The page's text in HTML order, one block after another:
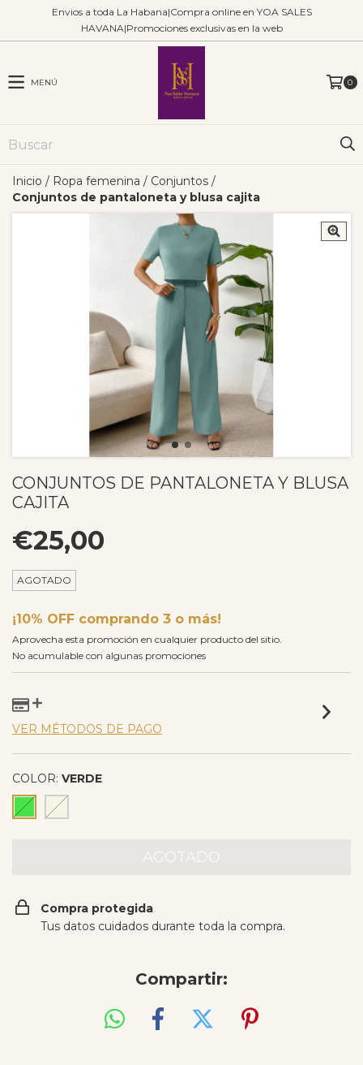
Envios a toda La Habana|Compra online en YOA SALES
HAVANA|Promociones exclusivas en la web
MENÚ 0
Inicio / Ropa femenina / Conjuntos /
Conjuntos de pantaloneta y blusa cajita
CONJUNTOS DE PANTALONETA Y BLUSA
CAJITA
€25,00
AGOTADO
¡10% OFF comprando 3 o más!
Aprovecha esta promoción en cualquier producto del sitio.
No acumulable con algunas promociones
VER MÉTODOS DE PAGO
COLOR: VERDE
Compra protegida
Tus datos cuidados durante toda la compra.
Compartir: